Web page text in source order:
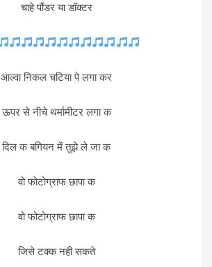
चाहे पौंडर या डॉक्टर
आल्वा निकल चटिया पे लगा कर
ऊपर से नीचे थर्मामीटर लगा क
दिल क बगियन में तुझे ले जा क
वो फोटोग्राफ छापा क
वो फोटोग्राफ छापा क
जिसे टक्क नही सकते